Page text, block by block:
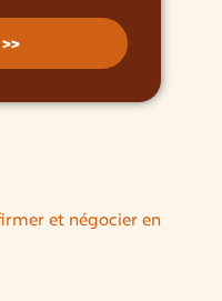
et négocier en